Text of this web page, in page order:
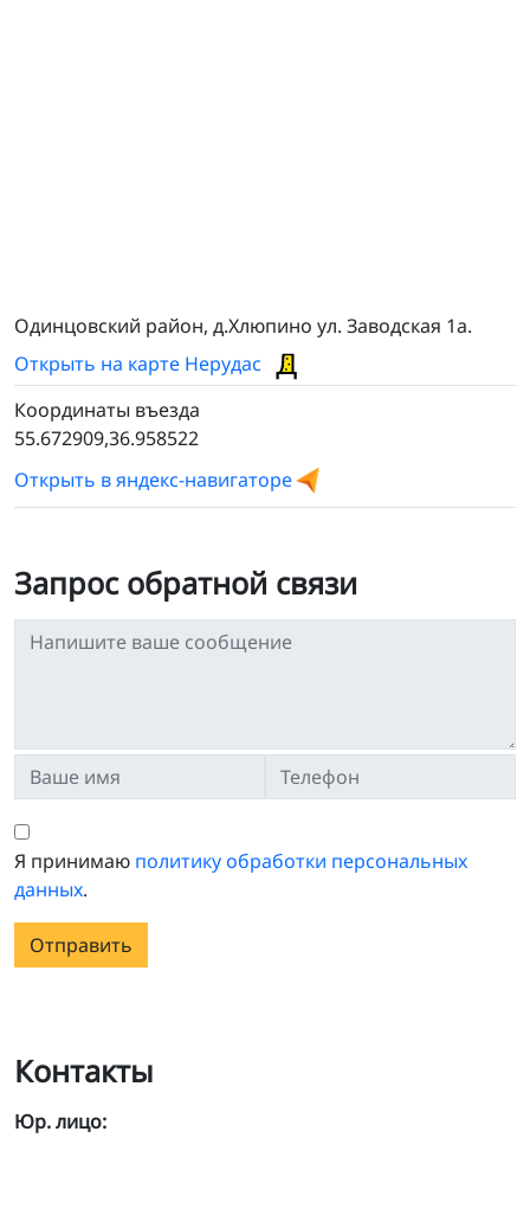
Одинцовский район, д.Хлюпино ул. Заводская 1а.
Открыть на карте Нерудас
Координаты въезда
55.672909,36.958522
Открыть в яндекс-навигаторе
Запрос обратной связи
Я принимаю политику обработки персональных
данных.
Отправить
Контакты
Юр. лицо: